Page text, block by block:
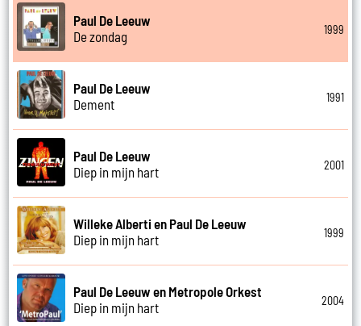
Paul De Leeuw
De zondag
1999
Paul De Leeuw
Dement
1991
Paul De Leeuw
Diep in mijn hart
2001
Willeke Alberti en Paul De Leeuw
Diep in mijn hart
1999
Paul De Leeuw en Metropole Orkest
Diep in mijn hart
2004